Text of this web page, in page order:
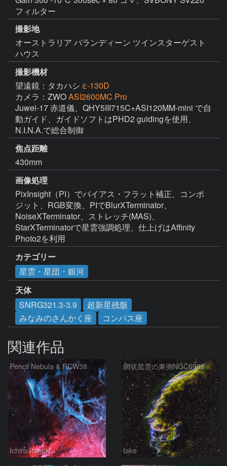
フィルター
撮影地
オーストラリア バランディーン ツインスターゲスト
ハウス
撮影機材
望遠鏡：タカハシ ε-130D
カメラ：ZWOASI2600MC Pro
Juwei-17 赤道儀、QHY5III715C+ASI120MM-mini で自
動ガイド、ガイドソフトはPHD2 guidingを使用、
N.I.N.A.で総合制御
焦点距離
430mm
画像処理
PixInsight（PI）でバイアス・フラット補正、コンポ
ジット、RGB変換、PIでBlurXTerminator、
NoiseXTerminator、ストレッチ(MAS)、
StarXTerminatorで星雲強調処理、仕上げはAffinity
Photo2を利用
カテゴリー
星雲・星団・銀河
天体
SNRG321.3-3.9
超新星残骸
みなみのさんかく座
コンパス座
関連作品
Pencil Nebula & RCW38
Ichiro Itagaki
網状星雲の東側NGC6992
take